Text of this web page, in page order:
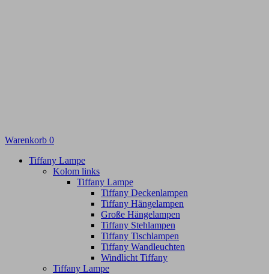
Warenkorb 0
Tiffany Lampe
Kolom links
Tiffany Lampe
Tiffany Deckenlampen
Tiffany Hängelampen
Große Hängelampen
Tiffany Stehlampen
Tiffany Tischlampen
Tiffany Wandleuchten
Windlicht Tiffany
Tiffany Lampe